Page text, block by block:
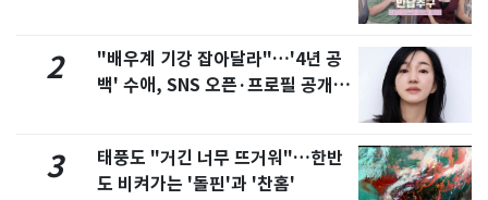
2
"배우계 기강 잡아달라"…'4년 공
백' 수애, SNS 오픈·프로필 공개
3
태풍도 "거긴 너무 뜨거워"…한반
도 비켜가는 '돌핀'과 '찬홈'